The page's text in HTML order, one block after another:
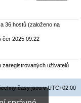
36 hostů (založeno na
čer 2025 09:22
zaregistrovaných uživatelů
časy jsou vUTC+02:00